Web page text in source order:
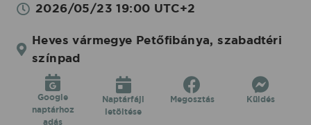
2026/05/23 19:00 UTC+2
Heves vármegye Petőfibánya, szabadtéri
színpad
Google
naptárhoz
adás
Naptárfájl
letöltése
Megosztás Küldés